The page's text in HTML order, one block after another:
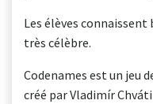
Les élèves connaissent
très célèbre.
Codenames est un jeu
créé par Vladimír